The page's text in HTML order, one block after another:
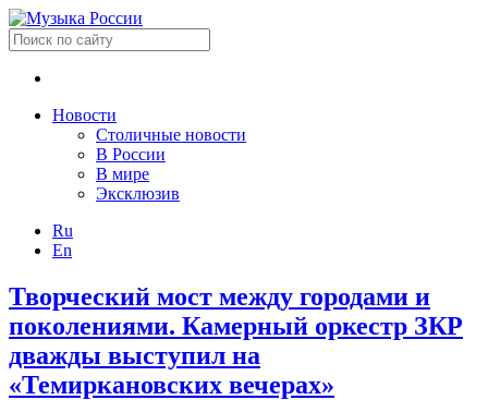
Новости
Столичные новости
В России
В мире
Эксклюзив
Ru
En
Творческий мост между городами и
поколениями. Камерный оркестр ЗКР
дважды выступил на
«Темиркановских вечерах»